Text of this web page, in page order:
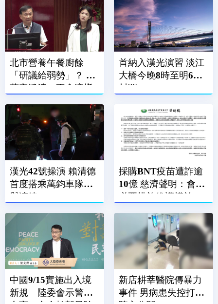
北市營養午餐廚餘
「研議給弱勢」？ 蔣
萬安澄清：不會這樣
首納入漢光演習 淡江
大橋今晚8時至明6時
封閉
漢光42號操演 賴清德
首度搭乘萬鈞車隊參
與演練
採購BNT疫苗遭詐逾
10億 慈濟聲明：會採
必要措施維護權益
中國9/15實施出入境
新規 陸委會示警：
新店耕莘醫院傳暴力
事件 男病患失控打傷